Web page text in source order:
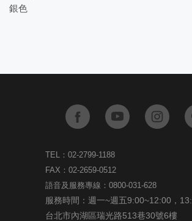
銀色
TEL：02-2799-1188
FAX：02-2659-0512
語音及服務專線：0800-031-628
服務時間：週一~週五9:00~12:00，
台北市內湖區瑞光路513巷30號6樓